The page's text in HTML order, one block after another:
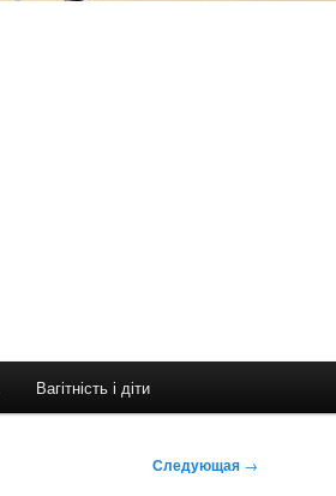
Вагітність і діти
Следующая →